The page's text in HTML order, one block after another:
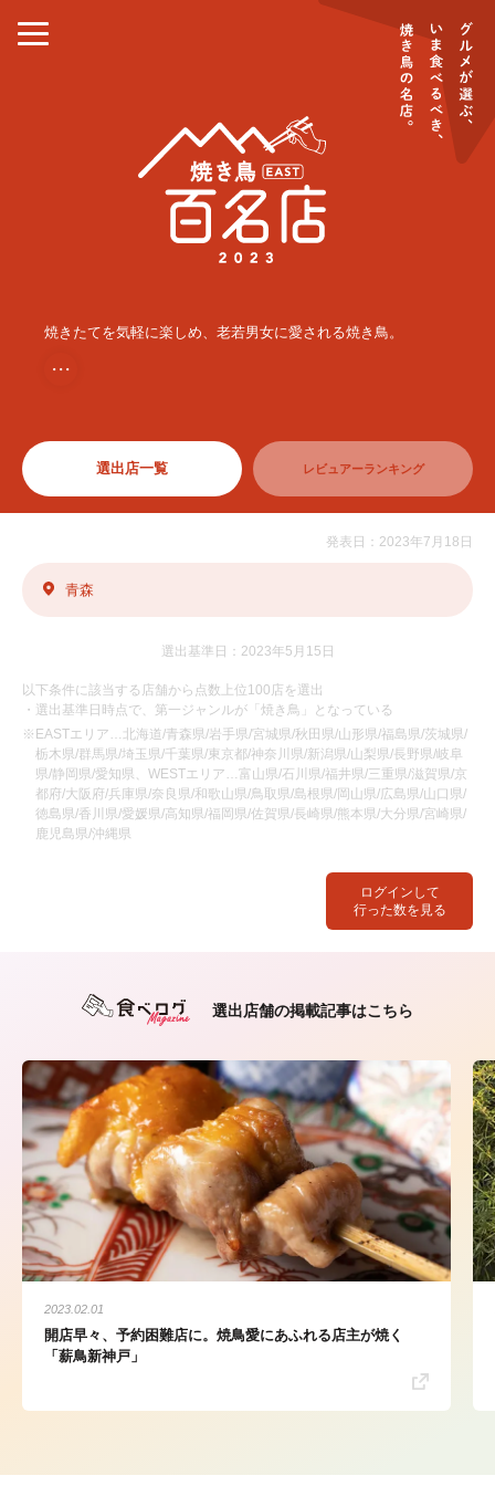
焼きたてを気軽に楽しめ、老若男女に愛される焼き鳥。
・・・
選出店一覧 レビュアーランキング
ログインして
行った数を見る
発表日：2023年7月18日
青森
選出基準日：2023年5月15日
以下条件に該当する店舗から点数上位100店を選出
・選出基準日時点で、第一ジャンルが「焼き鳥」となっている
※EASTエリア…北海道/青森県/岩手県/宮城県/秋田県/山形県/福島県/茨城県/
栃木県/群馬県/埼玉県/千葉県/東京都/神奈川県/新潟県/山梨県/長野県/岐阜
県/静岡県/愛知県、WESTエリア…富山県/石川県/福井県/三重県/滋賀県/京
都府/大阪府/兵庫県/奈良県/和歌山県/鳥取県/島根県/岡山県/広島県/山口県/
徳島県/香川県/愛媛県/高知県/福岡県/佐賀県/長崎県/熊本県/大分県/宮崎県/
鹿児島県/沖縄県
選出店舗の掲載記事はこちら
2023.02.01
開店早々、予約困難店に。焼鳥愛にあふれる店主が焼く
「薪鳥新神戸」